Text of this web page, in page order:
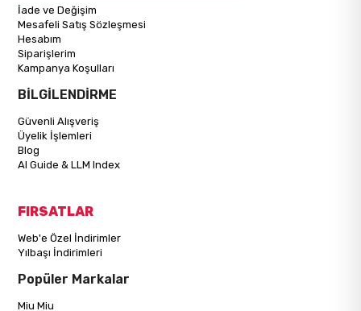
İade ve Değişim
Mesafeli Satış Sözleşmesi
Hesabım
Siparişlerim
Kampanya Koşulları
BİLGİLENDİRME
Güvenli Alışveriş
Üyelik İşlemleri
Blog
AI Guide & LLM Index
FIRSATLAR
Web'e Özel İndirimler
Yılbaşı İndirimleri
Popüler Markalar
Miu Miu